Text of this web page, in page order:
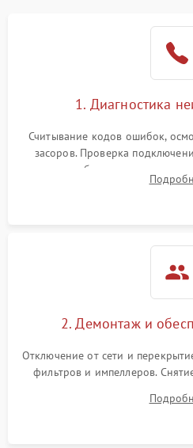
циркуляционным насосом
1. Диагностика
Считывание кодов ошибок,
засоров. Проверка
жалоб на отсутствие
разбрызгивателей или
2. Демонтаж и
Отключение от сети и
фильтров и импеллеров.
циркуляционному насосу,